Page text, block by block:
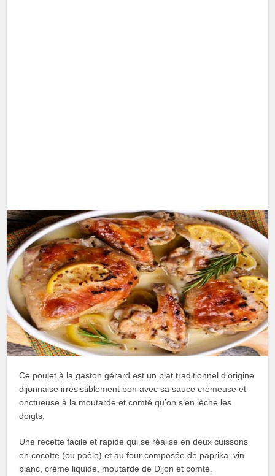
Ce poulet à la gaston gérard est un plat traditionnel d’origine
dijonnaise irrésistiblement bon avec sa sauce crémeuse et
onctueuse à la moutarde et comté qu’on s’en lèche les
doigts.
Une recette facile et rapide qui se réalise en deux cuissons
en cocotte (ou poêle) et au four composée de paprika, vin
blanc, crème liquide, moutarde de Dijon et comté.